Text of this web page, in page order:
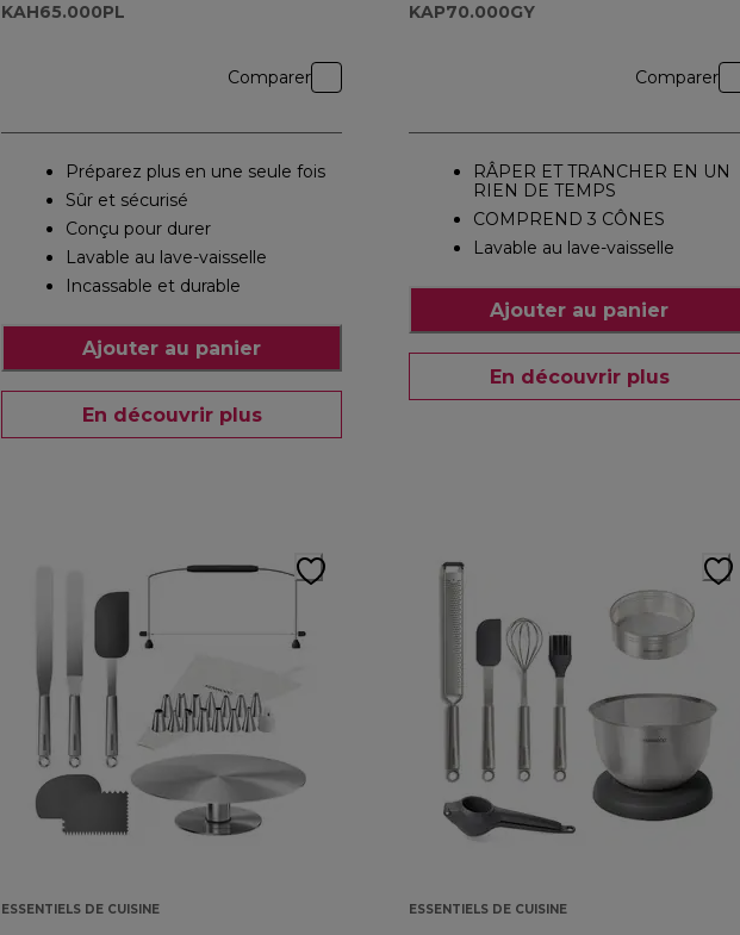
KAH65.000PL
Comparer
Préparez plus en une seule fois
Sûr et sécurisé
Conçu pour durer
Lavable au lave-vaisselle
Incassable et durable
Ajouter au panier
En découvrir plus
KAP70.000GY
Comparer
RÂPER ET TRANCHER EN UN
RIEN DE TEMPS
COMPREND 3 CÔNES
Lavable au lave-vaisselle
Ajouter au panier
En découvrir plus
ESSENTIELS DE CUISINE ESSENTIELS DE CUISINE